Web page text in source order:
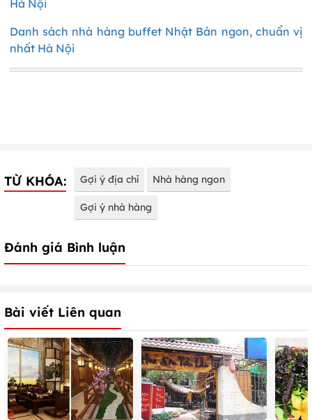
Hà Nội
Danh sách nhà hàng buffet Nhật Bản ngon, chuẩn vị
nhất Hà Nội
TỪ KHÓA: Gợi ý địa chỉ Nhà hàng ngon
Gợi ý nhà hàng
Đánh giá Bình luận
Bài viết Liên quan